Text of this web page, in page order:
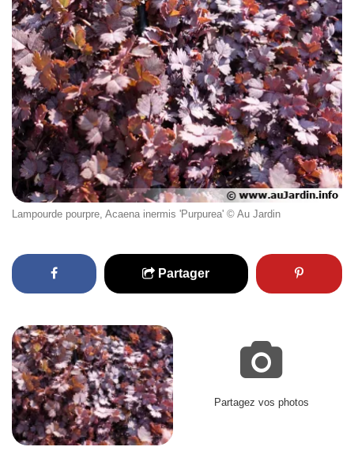
Lampourde pourpre, Acaena inermis 'Purpurea' © Au Jardin
Partager
Partagez vos photos